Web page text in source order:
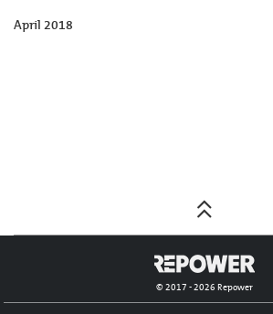
April 2018
© 2017 - 2026 Repower